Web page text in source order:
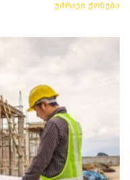
უძრავი ქონება